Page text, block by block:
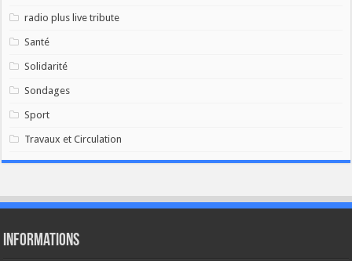
radio plus live tribute
Santé
Solidarité
Sondages
Sport
Travaux et Circulation
Informations